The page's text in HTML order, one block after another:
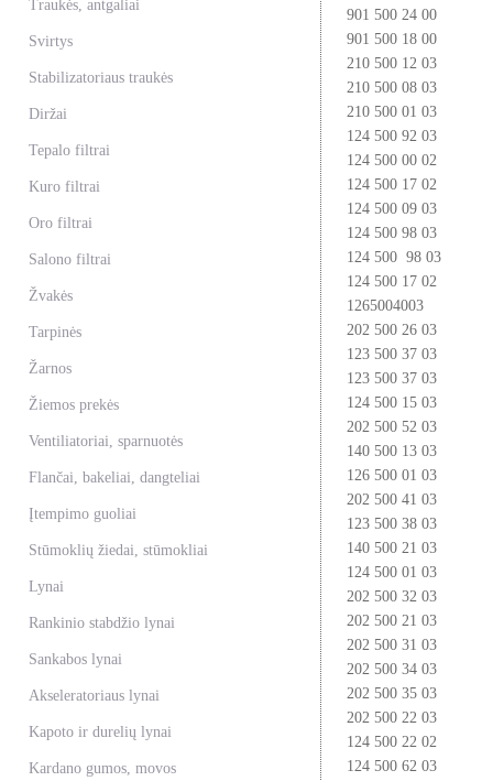
Traukės, antgaliai
Svirtys
Stabilizatoriaus traukės
Diržai
Tepalo filtrai
Kuro filtrai
Oro filtrai
Salono filtrai
Žvakės
Tarpinės
Žarnos
Žiemos prekės
Ventiliatoriai, sparnuotės
Flančai, bakeliai, dangteliai
Įtempimo guoliai
Stūmoklių žiedai, stūmokliai
Lynai
Rankinio stabdžio lynai
Sankabos lynai
Akseleratoriaus lynai
Kapoto ir durelių lynai
Kardano gumos, movos
901 500 24 00
901 500 18 00
210 500 12 03
210 500 08 03
210 500 01 03
124 500 92 03
124 500 00 02
124 500 17 02
124 500 09 03
124 500 98 03
124 500 98 03
124 500 17 02
1265004003
202 500 26 03
123 500 37 03
123 500 37 03
124 500 15 03
202 500 52 03
140 500 13 03
126 500 01 03
202 500 41 03
123 500 38 03
140 500 21 03
124 500 01 03
202 500 32 03
202 500 21 03
202 500 31 03
202 500 34 03
202 500 35 03
202 500 22 03
124 500 22 02
124 500 62 03